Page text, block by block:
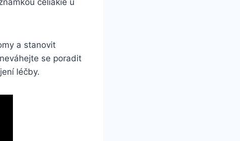
celiakie u
a⁣ stanovit
se poradit‍
léčby.